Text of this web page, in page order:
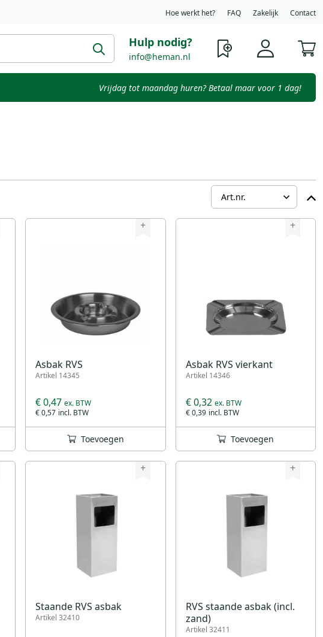
Hoe werkt het? FAQ Zakelijk Contact
Hulp nodig?
info@heman.nl
Vrijdag tot maandag huren? Betaal maar voor 1 dag!
+
Asbak RVS
Artikel 14345
€ 0,57
€ 0,47
Toevoegen
+
Asbak RVS vierkant
Artikel 14346
€ 0,39
€ 0,32
Toevoegen
+
Staande RVS asbak
Artikel 32410
+
RVS staande asbak (incl.
zand)
Artikel 32411